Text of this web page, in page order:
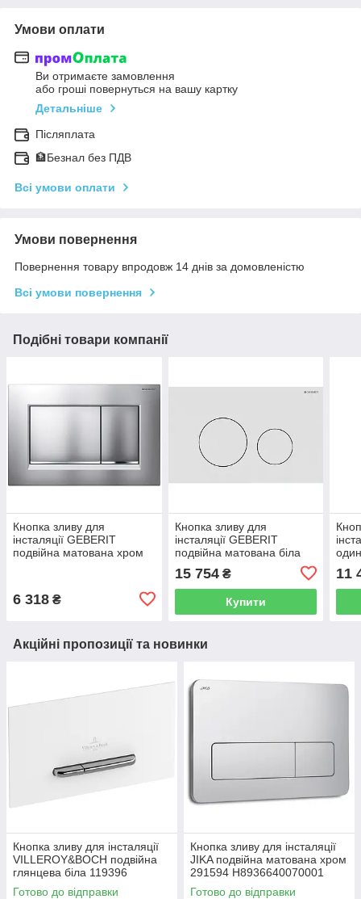
Умови оплати
Ви отримаєте замовлення
або гроші повернуться на вашу картку
Детальніше
Післяплата
🏦Безнал без ПДВ
Всі умови оплати
Умови повернення
Повернення товару впродовж 14 днів за домовленістю
Всі умови повернення
Подібні товари компанії
Кнопка зливу для
інсталяції GEBERIT
подвійна матована хром
6 318 ₴
Кнопка зливу для
інсталяції GEBERIT
подвійна матована біла
15 754₴
Купити
11
Акційні пропозиції та новинки
Кнопка зливу для інсталяції
VILLEROY&BOCH подвійна
глянцева біла 119396
92216168
Готово до відправки
Кнопка зливу для інсталяції
JIKA подвійна матована хром
291594 H8936640070001
Готово до відправки